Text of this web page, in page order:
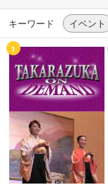
キーワード イベント
1